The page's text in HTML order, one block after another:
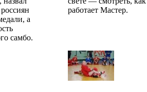
а
самбо.
работает Мастер.